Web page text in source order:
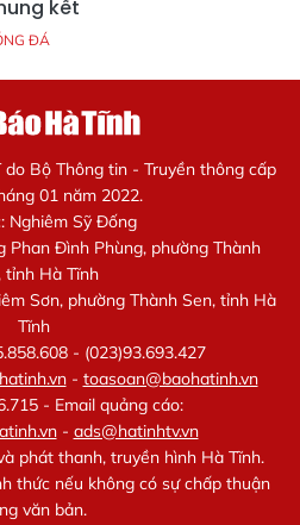
kết
ĐÁ
do Bộ Thông tin - Truyền thông cấp
01 năm 2022.
Nghiêm Sỹ Đống
Phan Đình Phùng, phường Thành
tỉnh Hà Tĩnh
Sơn, phường Thành Sen, tỉnh Hà
Tĩnh
- (023)93.693.427
- toasoan@baohatinh.vn
- Email quảng cáo:
- ads@hatinhtv.vn
phát thanh, truyền hình Hà Tĩnh.
thức nếu không có sự chấp thuận
văn bản.